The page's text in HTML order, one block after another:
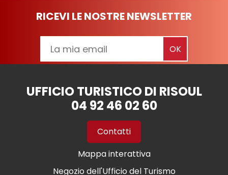
RICEVI LE NOSTRE NEWSLETTER
UFFICIO TURISTICO DI RISOUL
04 92 46 02 60
Contatti
Mappa interattiva
Negozio dell'Ufficio del Turismo